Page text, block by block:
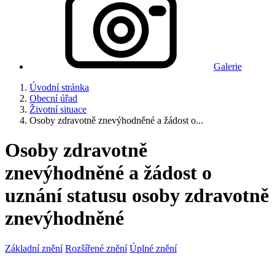
Galerie
Úvodní stránka
Obecní úřad
Životní situace
Osoby zdravotně znevýhodněné a žádost o...
Osoby zdravotně
znevýhodněné a žádost o
uznání statusu osoby zdravotně
znevýhodněné
Základní znění Rozšířené znění Úplné znění